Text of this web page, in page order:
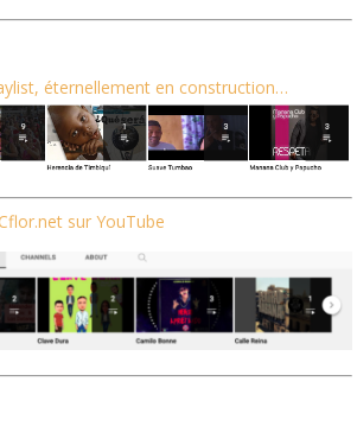
éternellement en construction…
sur YouTube